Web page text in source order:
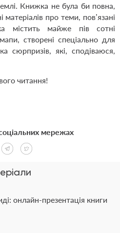
Книжка не була би повна,
про теми, пов’язані
містить майже пів сотні
створені спеціально для
сюрпризів, які, сподіваюся,
читання!
онлайн-презентація книги
мережах